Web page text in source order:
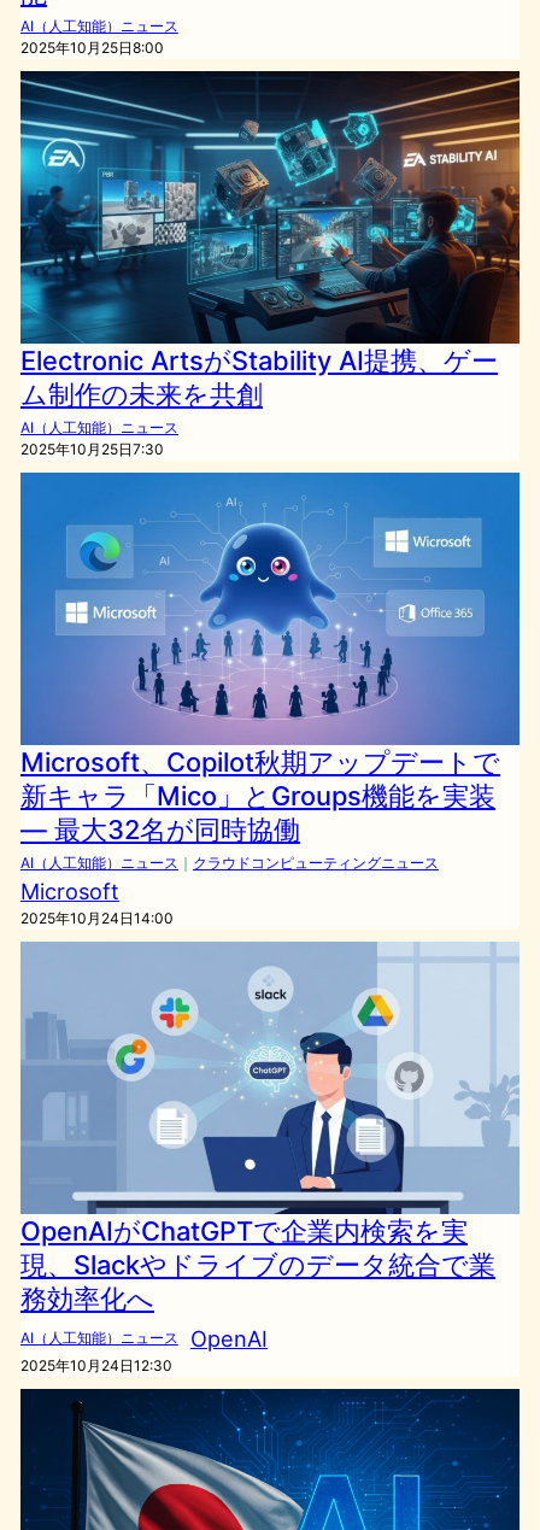
AI（人工知能）ニュース
2025年10月25日8:00
Electronic ArtsがStability AI提携、ゲー
ム制作の未来を共創
AI（人工知能）ニュース
2025年10月25日7:30
Microsoft、Copilot秋期アップデートで
新キャラ「Mico」とGroups機能を実装
― 最大32名が同時協働
AI（人工知能）ニュース ｜ クラウドコンピューティングニュース
Microsoft
2025年10月24日14:00
OpenAIがChatGPTで企業内検索を実
現、Slackやドライブのデータ統合で業
務効率化へ
AI（人工知能）ニュース OpenAI
2025年10月24日12:30